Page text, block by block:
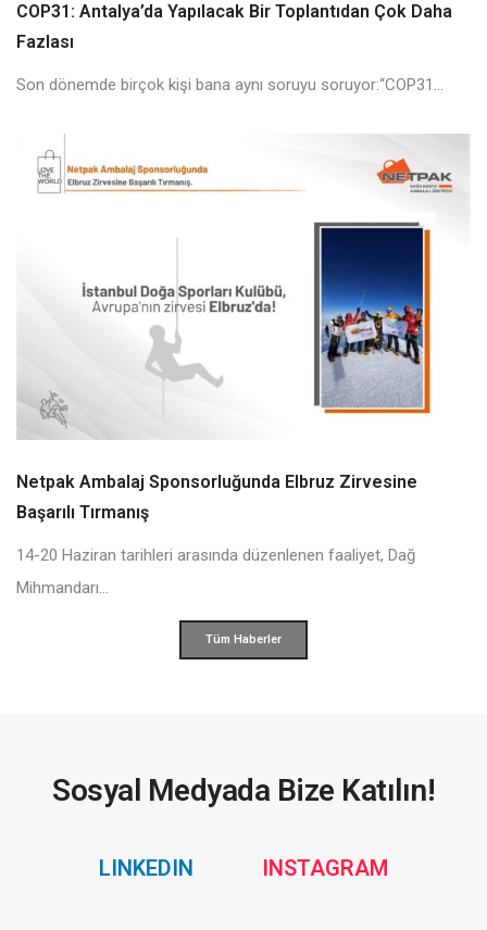
COP31: Antalya’da Yapılacak Bir Toplantıdan Çok Daha
Fazlası
Son dönemde birçok kişi bana aynı soruyu soruyor:“COP31...
Netpak Ambalaj Sponsorluğunda Elbruz Zirvesine
Başarılı Tırmanış
14-20 Haziran tarihleri arasında düzenlenen faaliyet, Dağ
Mihmandarı...
Tüm Haberler
Sosyal Medyada Bize Katılın!
LINKEDINSocial INSTAGRAMSocial